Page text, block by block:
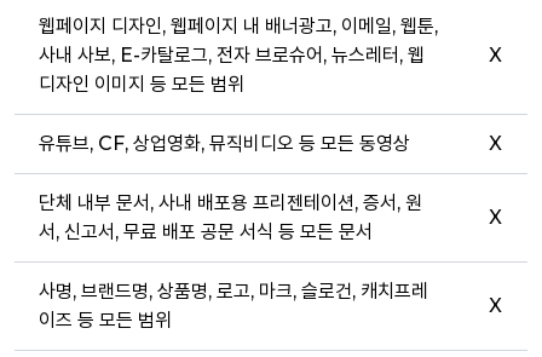
웹페이지 디자인, 웹페이지 내 배너광고, 이메일, 웹툰,
사내 사보, E-카탈로그, 전자 브로슈어, 뉴스레터, 웹
디자인 이미지 등 모든 범위
X
유튜브, CF, 상업영화, 뮤직비디오 등 모든 동영상 X
단체 내부 문서, 사내 배포용 프리젠테이션, 증서, 원
서, 신고서, 무료 배포 공문 서식 등 모든 문서
X
사명, 브랜드명, 상품명, 로고, 마크, 슬로건, 캐치프레
이즈 등 모든 범위
X